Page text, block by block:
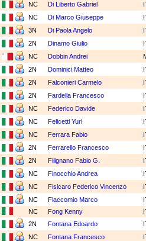
NC Di Liberto Gabriel
NC Di Marco Giuseppe
3N Di Paola Angelo
2N Dinamo Giulio
NC Dobbin Andrei
2N Dominici Matteo
2N Falconieri Carmelo
2N Fardella Francesco
NC Federico Davide
NC Felicetti Yuri
NC Ferrara Fabio
2N Ferrarello Francesco
2N Filignano Fabio G.
NC Finocchio Andrea
NC Fisicaro Federico Vincenzo
NC Flaccomio Marco
NC Fong Kenny
2N Fontana Edoardo
NC Fontana Francesco